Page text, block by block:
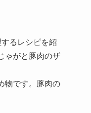
るレシピを紹
ゃがと豚肉のザ
物です。豚肉の